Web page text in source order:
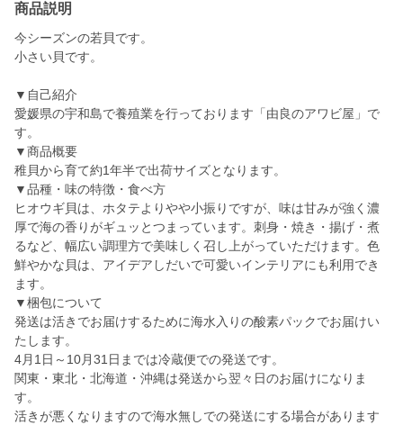
商品説明
今シーズンの若貝です。
小さい貝です。
▼自己紹介
愛媛県の宇和島で養殖業を行っております「由良のアワビ屋」で
す。
▼商品概要
稚貝から育て約1年半で出荷サイズとなります。
▼品種・味の特徴・食べ方
ヒオウギ貝は、ホタテよりやや小振りですが、味は甘みが強く濃
厚で海の香りがギュッとつまっています。刺身・焼き・揚げ・煮
るなど、幅広い調理方で美味しく召し上がっていただけます。色
鮮やかな貝は、アイデアしだいで可愛いインテリアにも利用でき
ます。
▼梱包について
発送は活きでお届けするために海水入りの酸素パックでお届けい
たします。
4月1日～10月31日までは冷蔵便での発送です。
関東・東北・北海道・沖縄は発送から翌々日のお届けになりま
す。
活きが悪くなりますので海水無しでの発送にする場合があります